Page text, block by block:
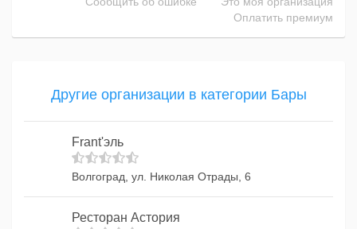
Оплатить премиум
Другие организации в категории Бары
Frant'эль
Волгоград, ул. Николая Отрады, 6
Ресторан Астория